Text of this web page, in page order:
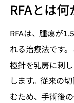
RFAとは何
RFAは、腫瘍が
れる治療法です
極針を乳房に刺
します。従来の
むため、手術後